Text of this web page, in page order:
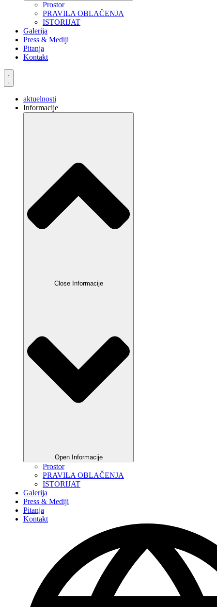
Prostor
PRAVILA OBLAČENJA
ISTORIJAT
Galerija
Press & Mediji
Pitanja
Kontakt
aktuelnosti
Informacije
Close Informacije
Open Informacije
Prostor
PRAVILA OBLAČENJA
ISTORIJAT
Galerija
Press & Mediji
Pitanja
Kontakt